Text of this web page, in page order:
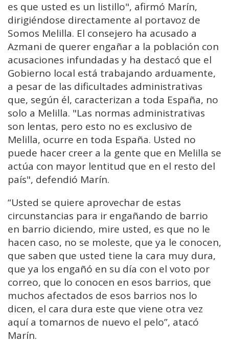
es que usted es un listillo", afirmó Marín,
dirigiéndose directamente al portavoz de
Somos Melilla. El consejero ha acusado a
Azmani de querer engañar a la población con
acusaciones infundadas y ha destacó que el
Gobierno local está trabajando arduamente,
a pesar de las dificultades administrativas
que, según él, caracterizan a toda España, no
solo a Melilla. "Las normas administrativas
son lentas, pero esto no es exclusivo de
Melilla, ocurre en toda España. Usted no
puede hacer creer a la gente que en Melilla se
actúa con mayor lentitud que en el resto del
país", defendió Marín.
“Usted se quiere aprovechar de estas
circunstancias para ir engañando de barrio
en barrio diciendo, mire usted, es que no le
hacen caso, no se moleste, que ya le conocen,
que saben que usted tiene la cara muy dura,
que ya los engañó en su día con el voto por
correo, que lo conocen en esos barrios, que
muchos afectados de esos barrios nos lo
dicen, el cara dura este que viene otra vez
aquí a tomarnos de nuevo el pelo”, atacó
Marín.